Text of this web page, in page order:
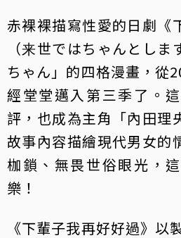
赤裸裸描寫性愛的日劇《
（来世ではちゃんとし
ちゃん」的四格漫畫，從
經堂堂邁入第三季了。
評，也成為主角「內田理
故事內容描繪現代男女的
枷鎖、無畏世俗眼光，
樂！
《下輩子我再好好過》以